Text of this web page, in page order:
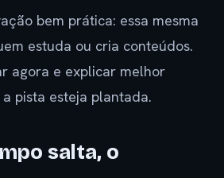
bem prática: essa mesma
estuda ou cria conteúdos.
agora e explicar melhor
pista esteja plantada.
salta, o